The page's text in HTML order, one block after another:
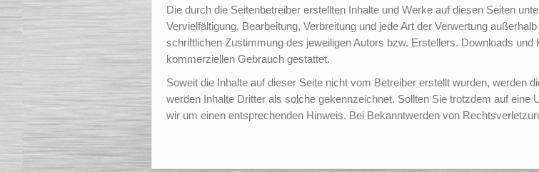
Die durch die Seitenbetreiber erstellten Inhalte und Werke auf diesen Seiten
Vervielfältigung, Bearbeitung, Verbreitung und jede Art der Verwertung
schriftlichen Zustimmung des jeweiligen Autors bzw. Erstellers. Downloads
kommerziellen Gebrauch gestattet.
Soweit die Inhalte auf dieser Seite nicht vom Betreiber erstellt wurden, werden
werden Inhalte Dritter als solche gekennzeichnet. Sollten Sie trotzdem auf
wir um einen entsprechenden Hinweis. Bei Bekanntwerden von